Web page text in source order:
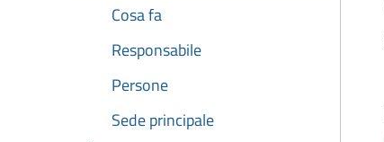
Cosa fa
Responsabile
Persone
Sede principale